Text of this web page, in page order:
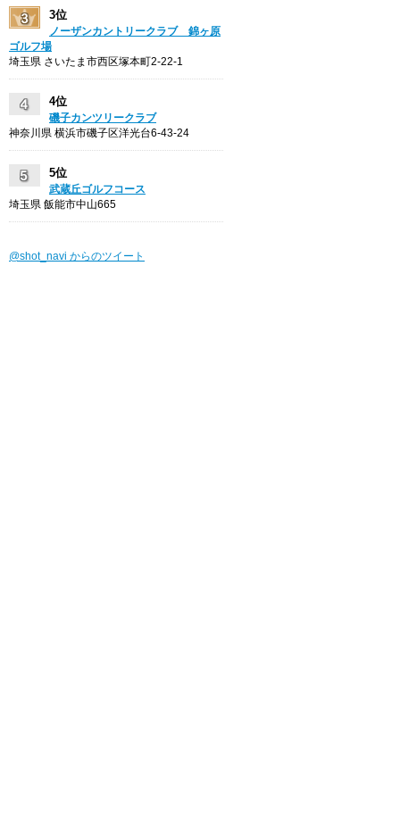
3位
ノーザンカントリークラブ 錦ヶ原
ゴルフ場
埼玉県 さいたま市西区塚本町2-22-1
4位
磯子カンツリークラブ
神奈川県 横浜市磯子区洋光台6-43-24
5位
武蔵丘ゴルフコース
埼玉県 飯能市中山665
@shot_navi からのツイート